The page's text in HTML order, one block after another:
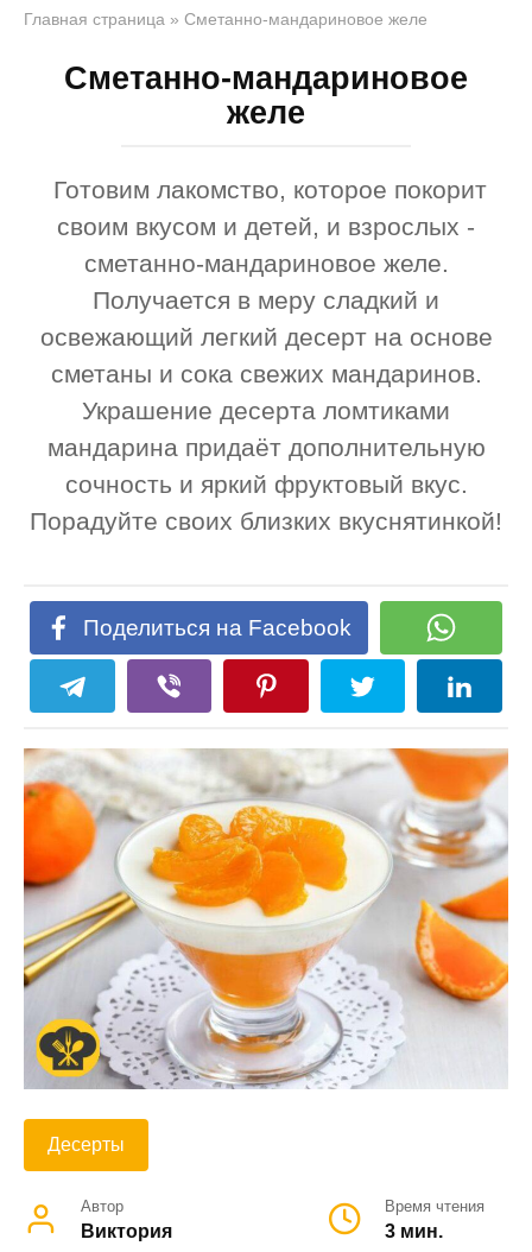
Главная страница » Сметанно-мандариновое желе
Сметанно-мандариновое
желе
Готовим лакомство, которое покорит
своим вкусом и детей, и взрослых -
сметанно-мандариновое желе.
Получается в меру сладкий и
освежающий легкий десерт на основе
сметаны и сока свежих мандаринов.
Украшение десерта ломтиками
мандарина придаёт дополнительную
сочность и яркий фруктовый вкус.
Порадуйте своих близких вкуснятинкой!
Поделиться на Facebook
Десерты
Автор
Виктория
Время чтения
3 мин.